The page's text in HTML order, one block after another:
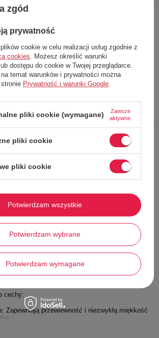
tylko w sprzedaży online
S
Colors of Benetton
93R
dane
Zapytaj o
produkt
Napisz
swoją opinię
klasykę, która nigdy się nie nudzi.Ten
melanż to jeden z najbardziej uniwersalnych
do każdego typu urody i świetnie komponuje się z
kobiet, które szukają swetra wygodnego,
doskonałego zarówno do biura, jak i na
to doskonała baza stylizacji?
się nitki w różnych odcieniach
mu głębi i sprawia, że wygląda szlachetnie.
cechy:
Zapewniają przewiewność i niezwykłą miękkość
zgód
prywatność
cookie w celu realizacji usług zgodnie z
cookies . Możesz określić warunki
dostępu do cookie w Twojej przeglądarce.
temat warunków i prywatności można
Prywatność i warunki Google
pliki cookie (wymagane)
Zawsze
aktywne
pliki cookie
pliki cookie
Potwierdzam wybrane
Potwierdzam wymagane
Potwierdzam wszystkie